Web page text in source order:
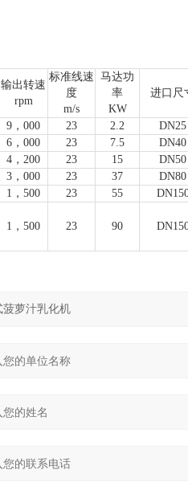
输出转速
rpm
标准线速
度
m/s
马达功
率
KW
进口尺
9 ，000 23 2.2
DN25
6 ，000 23 7.5
DN40
4 ，200 23 15
DN50
3 ，000 23 37
DN80
1 ，500 23 55
1 ，500 23 90